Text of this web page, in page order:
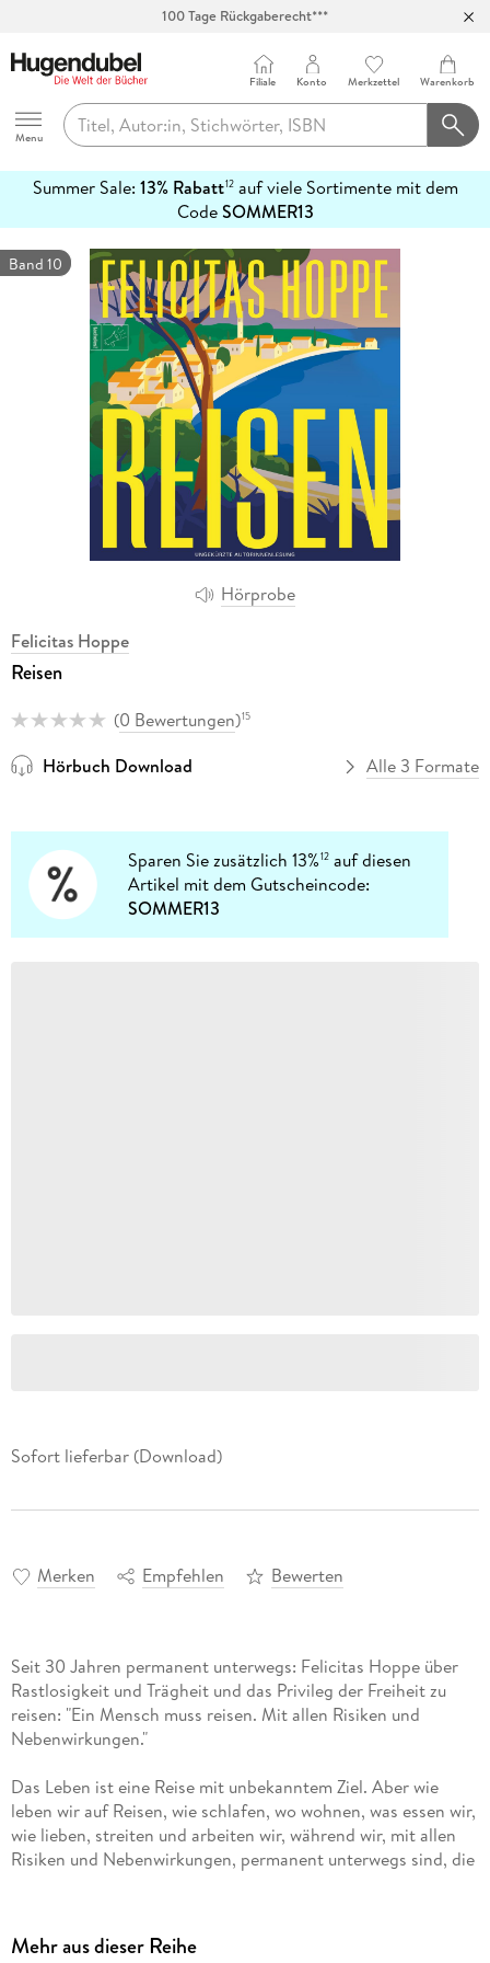
Hugendubel
Menu
Filiale Konto Merkzettel Warenkorb
Summer Sale: 13% Rabatt12auf viele Sortimente mit dem
CodeSOMMER13
erfahren
Hörprobe
Band 10
Felicitas Hoppe
Reisen
(0 Bewertungen)15
Hörbuch Download Alle 3 Formate
Sparen Sie zusätzlich 13%12 auf diesen
Artikel mit dem Gutscheincode:
SOMMER13
Sofort lieferbar (Download)
Merken Empfehlen Bewerten
Seit 30 Jahren permanent unterwegs: Felicitas Hoppe über
Rastlosigkeit und Trägheit und das Privileg der Freiheit zu
reisen: "Ein Mensch muss reisen. Mit allen Risiken und
Nebenwirkungen."
Das Leben ist eine Reise mit unbekanntem Ziel. Aber wie
leben wir auf Reisen, wie schlafen, wo wohnen, was essen wir,
wie lieben, streiten und arbeiten wir, während wir, mit allen
Risiken und Nebenwirkungen, permanent unterwegs sind, die
Hoppe, die seit ihrer Weltumrundung auf einem
Containerfrachtschiff mit ihrer Fantasie und Erzähllust
Mehr aus dieser Reihe